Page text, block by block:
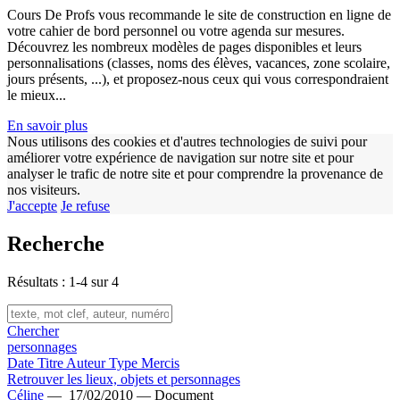
Cours De Profs vous recommande le site de construction en ligne de
votre cahier de bord personnel ou votre agenda sur mesures.
Découvrez les nombreux modèles de pages disponibles et leurs
personnalisations (classes, noms des élèves, vacances, zone scolaire,
jours présents, ...), et proposez-nous ceux qui vous correspondraient
le mieux...
En savoir plus
Nous utilisons des cookies et d'autres technologies de suivi pour
améliorer votre expérience de navigation sur notre site et pour
analyser le trafic de notre site et pour comprendre la provenance de
nos visiteurs.
J'accepte Je refuse
Recherche
Résultats : 1-4 sur 4
Chercher
personnages
Date Titre AuteurType Mercis
Retrouver les lieux, objets et personnages
Céline — 17/02/2010 — Document